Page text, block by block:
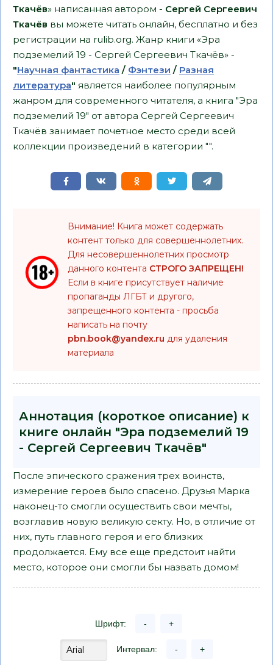
Ткачёв» написанная автором - Сергей Сергеевич
Ткачёв вы можете читать онлайн, бесплатно и без
регистрации на rulib.org. Жанр книги «Эра
подземелий 19 - Сергей Сергеевич Ткачёв» -
"Научная фантастика / Фэнтези / Разная
литература" является наиболее популярным
жанром для современного читателя, а книга "Эра
подземелий 19" от автора Сергей Сергеевич
Ткачёв занимает почетное место среди всей
коллекции произведений в категории "".
Внимание! Книга может содержать
контент только для совершеннолетних.
Для несовершеннолетних просмотр
данного контента СТРОГО ЗАПРЕЩЕН!
Если в книге присутствует наличие
пропаганды ЛГБТ и другого,
запрещенного контента - просьба
написать на почту
pbn.book@yandex.ru для удаления
материала
Аннотация (короткое описание) к
книге онлайн "Эра подземелий 19
- Сергей Сергеевич Ткачёв"
После эпического сражения трех воинств,
измерение героев было спасено. Друзья Марка
наконец-то смогли осуществить свои мечты,
возглавив новую великую секту. Но, в отличие от
них, путь главного героя и его близких
продолжается. Ему все еще предстоит найти
место, которое они смогли бы назвать домом!
Шрифт: - +
Интервал: - +